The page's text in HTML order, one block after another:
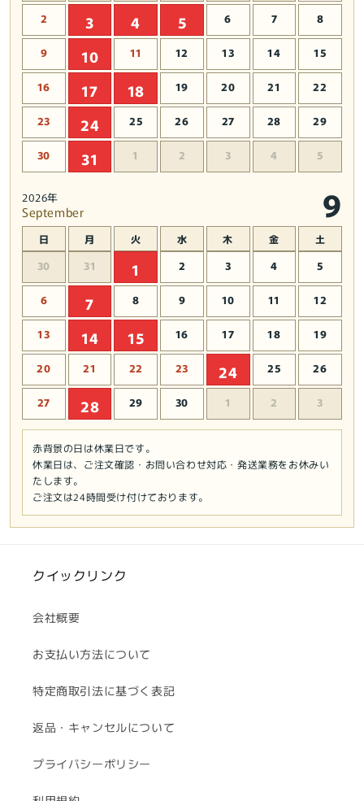
2
3 4 5 6 7 8
9 10 11 12 13 14 15
16 17 18 19 20 21 22
23 24 25 26 27 28 29
30 31 1 2 3 4 5
2026年
September 9
日 月 火 水 木 金 土
30 31 1 2 3 4 5
6 7 8 9 10 11 12
13 14 15 16 17 18 19
20 21 22 23 24 25 26
27 28 29 30 1 2 3
赤背景の日は休業日です。
休業日は、ご注文確認・お問い合わせ対応・発送業務をお休みい
たします。
ご注文は24時間受け付けております。
クイックリンク
会社概要
お支払い方法について
特定商取引法に基づく表記
返品・キャンセルについて
プライバシーポリシー